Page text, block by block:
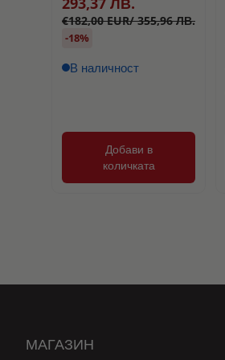
€182,00 EUR/ 355,96 ЛВ.
-18%
В наличност
Добави в
количката
МАГАЗИН